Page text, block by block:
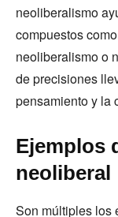
neoliberalismo
compuestos
neoliberalismo o
de precisiones
pensamiento y la
Ejemplos
neoliberal
Son múltiples los